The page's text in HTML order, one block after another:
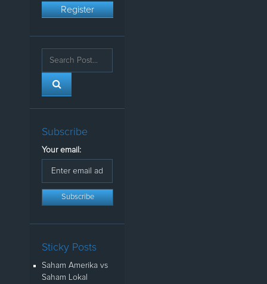
Register
Subscribe
Your email:
Sticky Posts
Saham Amerika vs
Saham Lokal